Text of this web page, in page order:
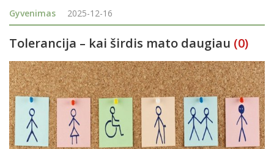
kartą ugniagesiai skubėjo į pagalbą (šiais metais skubėta į 76
gaisrus ir 171 kartą
Gyvenimas 2025-12-16
Tolerancija – kai širdis mato daugiau (0)